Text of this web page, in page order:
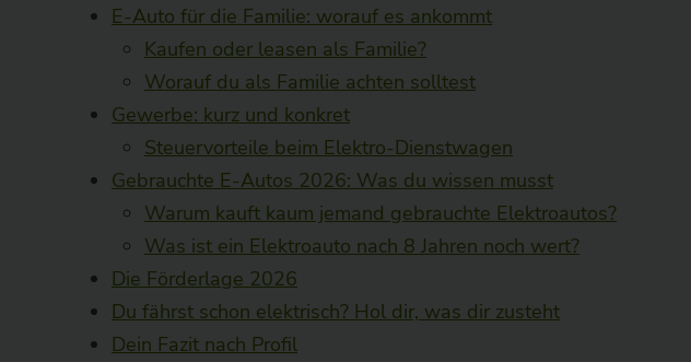
E-Auto für die Familie: worauf es ankommt
Kaufen oder leasen als Familie?
Worauf du als Familie achten solltest
Gewerbe: kurz und konkret
Steuervorteile beim Elektro-Dienstwagen
Gebrauchte E-Autos 2026: Was du wissen musst
Warum kauft kaum jemand gebrauchte Elektroautos?
Was ist ein Elektroauto nach 8 Jahren noch wert?
Die Förderlage 2026
Du fährst schon elektrisch? Hol dir, was dir zusteht
Dein Fazit nach Profil